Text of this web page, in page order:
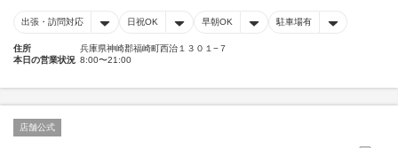
出張・訪問対応 日祝OK 早朝OK 駐車場有
住所
兵庫県神崎郡福崎町西治１３０１−７
本日の営業状況 8:00〜21:00
店舗公式